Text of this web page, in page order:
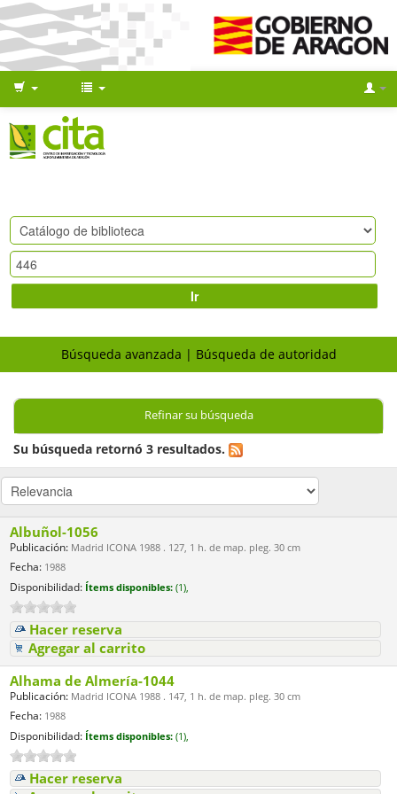
Ir
Búsqueda avanzada Búsqueda de autoridad
Refinar su búsqueda
Su búsqueda retornó 3 resultados.
Albuñol-1056
Publicación: Madrid ICONA 1988 . 127, 1 h. de map. pleg. 30 cm
Fecha: 1988
Disponibilidad: Ítems disponibles: (1),
Hacer reserva
Agregar al carrito
Alhama de Almería-1044
Publicación: Madrid ICONA 1988 . 147, 1 h. de map. pleg. 30 cm
Fecha: 1988
Disponibilidad: Ítems disponibles: (1),
Hacer reserva